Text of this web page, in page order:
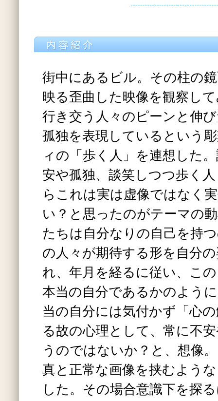
街中にあるビル。その柱の
映る歪曲した映像を観察し
行き交う人々のピーンと伸
孤独を表現しているという
ィの「歩く人」を連想した
安や孤独、談笑しつつ歩く
らこれは実は虚像ではなく
い？と思ったのがテーマの
たちは自分なりの自己を持
の人々が期待する形を自分
れ、年月を経るに従い、こ
本当の自分であるかのよう
当の自分には気付かず「心
る故の心理として、常に不
うのではないか？と、想像
真と正常な画像を挟むよう
した。その場合意識下を探